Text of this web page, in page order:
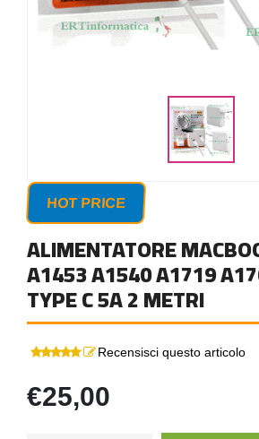
HOT PRICE
ALIMENTATORE
A1453 A1540 A1719
TYPE C 5A 2 METRI
Recensisci questo articolo
€25,00